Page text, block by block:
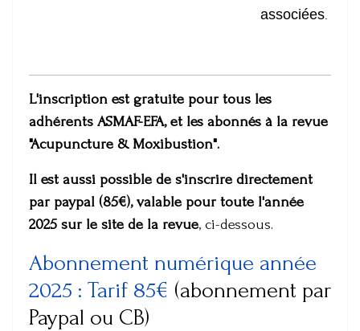
associées
L'inscription est gratuite pour tous les
adhérents ASMAF-EFA, et les abonnés à la revue
"Acupuncture & Moxibustion".
Il est aussi possible de s'inscrire directement
par paypal (85€), valable pour toute l'année
2025 sur le site de la revue, ci-dessous.
Abonnement numérique année
2025 : Tarif 85€ (abonnement par
Paypal ou CB)